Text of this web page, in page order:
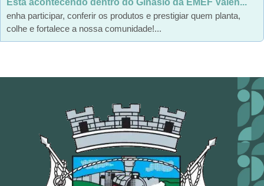
enha participar, conferir os produtos e prestigiar quem planta,
colhe e fortalece a nossa comunidade!...